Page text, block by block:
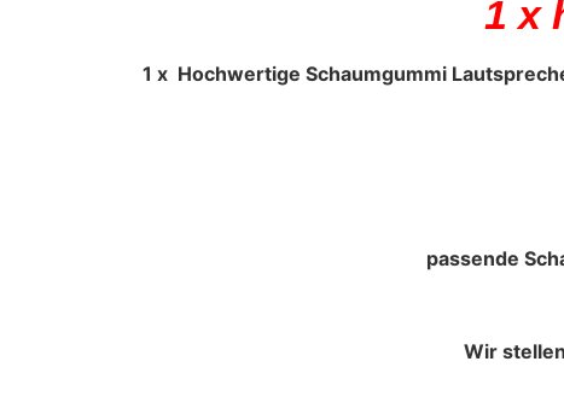
1 x
1 x Hochwertige Schaumgummi
passende
Wir